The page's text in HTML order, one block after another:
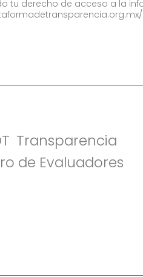
tu derecho de acceso a la
Transparencia
de Evaluadores